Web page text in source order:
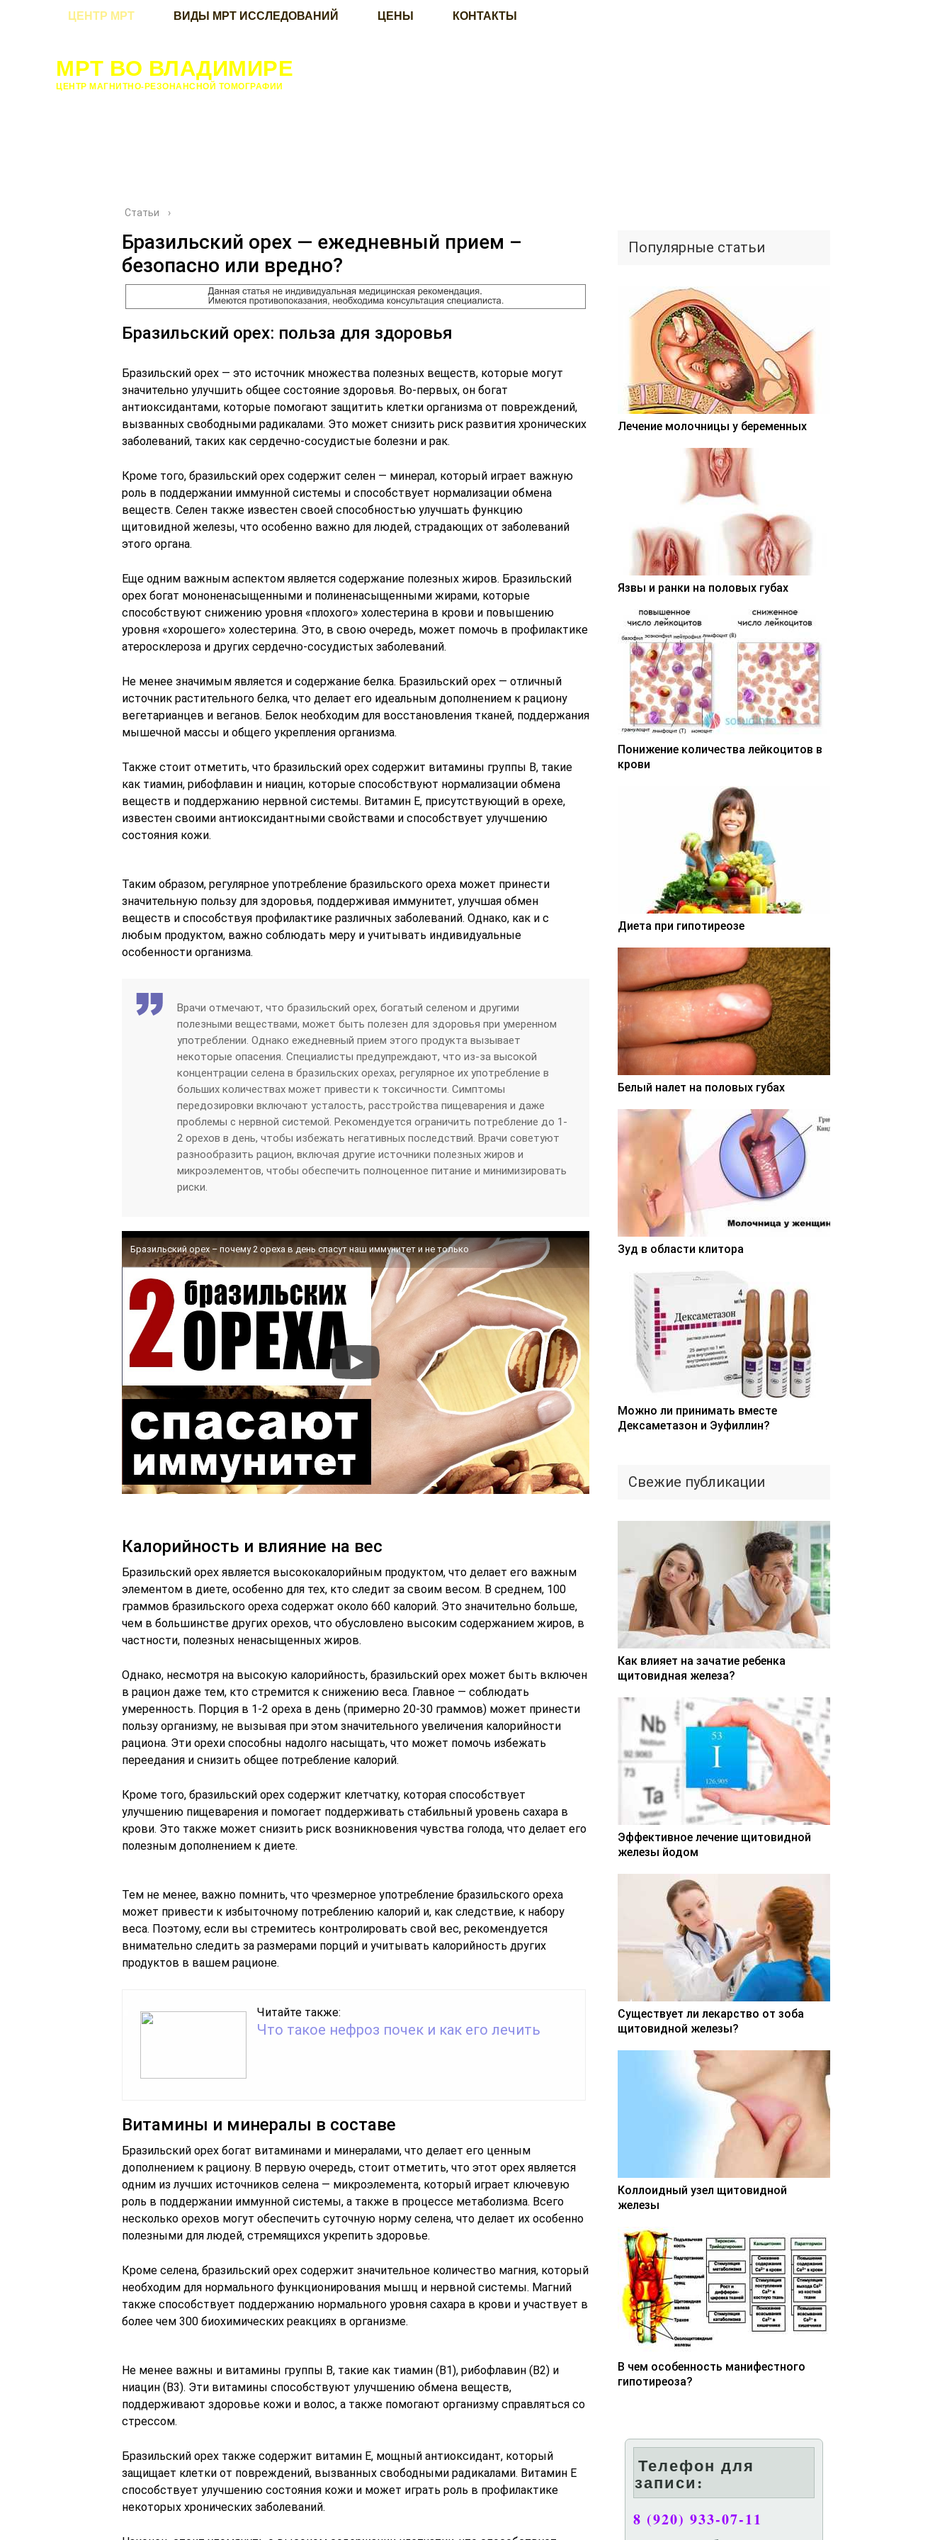
ЦЕНТР МРТ ВИДЫ МРТ ИССЛЕДОВАНИЙ ЦЕНЫ КОНТАКТЫ
МРТ ВО ВЛАДИМИРЕ
ЦЕНТР МАГНИТНО-РЕЗОНАНСНОЙ ТОМОГРАФИИ
Статьи ›
Бразильский орех — ежедневный прием –
безопасно или вредно?
Бразильский орех: польза для здоровья
Бразильский орех — это источник множества полезных веществ, которые могут
значительно улучшить общее состояние здоровья. Во-первых, он богат
антиоксидантами, которые помогают защитить клетки организма от повреждений,
вызванных свободными радикалами. Это может снизить риск развития хронических
заболеваний, таких как сердечно-сосудистые болезни и рак.
Кроме того, бразильский орех содержит селен — минерал, который играет важную
роль в поддержании иммунной системы и способствует нормализации обмена
веществ. Селен также известен своей способностью улучшать функцию
щитовидной железы, что особенно важно для людей, страдающих от заболеваний
этого органа.
Еще одним важным аспектом является содержание полезных жиров. Бразильский
орех богат мононенасыщенными и полиненасыщенными жирами, которые
способствуют снижению уровня «плохого» холестерина в крови и повышению
уровня «хорошего» холестерина. Это, в свою очередь, может помочь в профилактике
атеросклероза и других сердечно-сосудистых заболеваний.
Не менее значимым является и содержание белка. Бразильский орех — отличный
источник растительного белка, что делает его идеальным дополнением к рациону
вегетарианцев и веганов. Белок необходим для восстановления тканей, поддержания
мышечной массы и общего укрепления организма.
Также стоит отметить, что бразильский орех содержит витамины группы B, такие
как тиамин, рибофлавин и ниацин, которые способствуют нормализации обмена
веществ и поддержанию нервной системы. Витамин E, присутствующий в орехе,
известен своими антиоксидантными свойствами и способствует улучшению
состояния кожи.
Таким образом, регулярное употребление бразильского ореха может принести
значительную пользу для здоровья, поддерживая иммунитет, улучшая обмен
веществ и способствуя профилактике различных заболеваний. Однако, как и с
любым продуктом, важно соблюдать меру и учитывать индивидуальные
особенности организма.
Врачи отмечают, что бразильский орех, богатый селеном и другими
полезными веществами, может быть полезен для здоровья при умеренном
употреблении. Однако ежедневный прием этого продукта вызывает
некоторые опасения. Специалисты предупреждают, что из-за высокой
концентрации селена в бразильских орехах, регулярное их употребление в
больших количествах может привести к токсичности. Симптомы
передозировки включают усталость, расстройства пищеварения и даже
проблемы с нервной системой. Рекомендуется ограничить потребление до 1-
2 орехов в день, чтобы избежать негативных последствий. Врачи советуют
разнообразить рацион, включая другие источники полезных жиров и
микроэлементов, чтобы обеспечить полноценное питание и минимизировать
риски.
Бразильский орех – почему 2 ореха в день спасут наш иммунитет и не только
Калорийность и влияние на вес
Бразильский орех является высококалорийным продуктом, что делает его важным
элементом в диете, особенно для тех, кто следит за своим весом. В среднем, 100
граммов бразильского ореха содержат около 660 калорий. Это значительно больше,
чем в большинстве других орехов, что обусловлено высоким содержанием жиров, в
частности, полезных ненасыщенных жиров.
Однако, несмотря на высокую калорийность, бразильский орех может быть включен
в рацион даже тем, кто стремится к снижению веса. Главное — соблюдать
умеренность. Порция в 1-2 ореха в день (примерно 20-30 граммов) может принести
пользу организму, не вызывая при этом значительного увеличения калорийности
рациона. Эти орехи способны надолго насыщать, что может помочь избежать
переедания и снизить общее потребление калорий.
Кроме того, бразильский орех содержит клетчатку, которая способствует
улучшению пищеварения и помогает поддерживать стабильный уровень сахара в
крови. Это также может снизить риск возникновения чувства голода, что делает его
полезным дополнением к диете.
Тем не менее, важно помнить, что чрезмерное употребление бразильского ореха
может привести к избыточному потреблению калорий и, как следствие, к набору
веса. Поэтому, если вы стремитесь контролировать свой вес, рекомендуется
внимательно следить за размерами порций и учитывать калорийность других
продуктов в вашем рационе.
Читайте также:
Что такое нефроз почек и как его лечить
Витамины и минералы в составе
Бразильский орех богат витаминами и минералами, что делает его ценным
дополнением к рациону. В первую очередь, стоит отметить, что этот орех является
одним из лучших источников селена — микроэлемента, который играет ключевую
роль в поддержании иммунной системы, а также в процессе метаболизма. Всего
несколько орехов могут обеспечить суточную норму селена, что делает их особенно
полезными для людей, стремящихся укрепить здоровье.
Кроме селена, бразильский орех содержит значительное количество магния, который
необходим для нормального функционирования мышц и нервной системы. Магний
также способствует поддержанию нормального уровня сахара в крови и участвует в
более чем 300 биохимических реакциях в организме.
Не менее важны и витамины группы B, такие как тиамин (B1), рибофлавин (B2) и
ниацин (B3). Эти витамины способствуют улучшению обмена веществ,
поддерживают здоровье кожи и волос, а также помогают организму справляться со
стрессом.
Бразильский орех также содержит витамин E, мощный антиоксидант, который
защищает клетки от повреждений, вызванных свободными радикалами. Витамин E
способствует улучшению состояния кожи и может играть роль в профилактике
некоторых хронических заболеваний.
Популярные статьи
Лечение молочницы у беременных
Язвы и ранки на половых губах
Понижение количества лейкоцитов в
крови
Диета при гипотиреозе
Белый налет на половых губах
Зуд в области клитора
Можно ли принимать вместе
Дексаметазон и Эуфиллин?
Свежие публикации
Как влияет на зачатие ребенка
щитовидная железа?
Эффективное лечение щитовидной
железы йодом
Существует ли лекарство от зоба
щитовидной железы?
Коллоидный узел щитовидной
железы
В чем особенность манифестного
гипотиреоза?
Телефон для
записи:
8 (920) 933-07-11